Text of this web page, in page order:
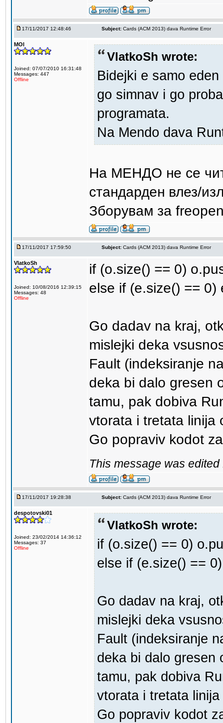
17/11/2017 12:48:46 Subject: Cards (ACM 2013) dava Runtime Error
MOI
Joined: 07/07/2010 16:31:48
Messages: 447
Offline
VlatkoSh wrote:
Bidejki e samo
go simnav i go
programata.
Na Mendo dava
На МЕНДО не се
стандарден влез/
Зборувам за
17/11/2017 17:59:50 Subject: Cards (ACM 2013) dava Runtime Error
VlatkoSh
Joined: 10/08/2016 12:39:15
Messages: 48
Offline
if (o.size() == 0)
else if (e.size() == 0)
Go dadav na kraj,
mislejki deka
Fault (indeksiranje
deka bi dalo gresen
tamu, pak dobiva
vtorata i tretata linija
Go popraviv kodot
This message was
17/11/2017 19:28:38 Subject: Cards (ACM 2013) dava Runtime Error
despotovski01
Joined: 23/02/2014 14:36:12
Messages: 37
Offline
VlatkoSh wrote:
if (o.size() == 0)
else if (e.size() ==
Go dadav na kraj,
mislejki deka
Fault (indeksiranje
deka bi dalo gresen
tamu, pak dobiva
vtorata i tretata
Go popraviv kodot